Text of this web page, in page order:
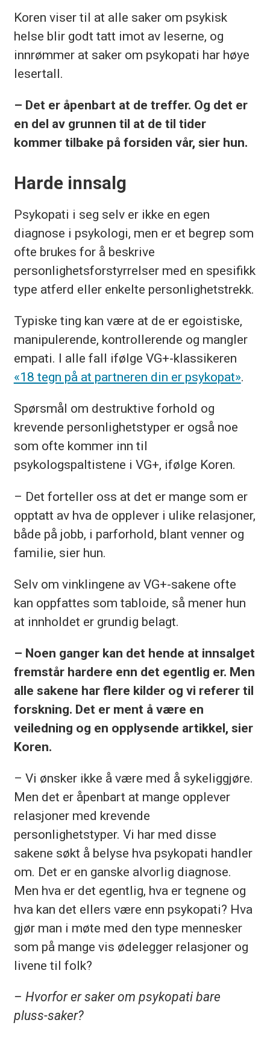
Koren viser til at alle saker om psykisk
helse blir godt tatt imot av leserne, og
innrømmer at saker om psykopati har høye
lesertall.
– Det er åpenbart at de treffer. Og det er
en del av grunnen til at de til tider
kommer tilbake på forsiden vår, sier hun.
Harde innsalg
Psykopati i seg selv er ikke en egen
diagnose i psykologi, men er et begrep som
ofte brukes for å beskrive
personlighetsforstyrrelser med en spesifikk
type atferd eller enkelte personlighetstrekk.
Typiske ting kan være at de er egoistiske,
manipulerende, kontrollerende og mangler
empati. I alle fall ifølge VG+-klassikeren
«18 tegn på at partneren din er psykopat».
Spørsmål om destruktive forhold og
krevende personlighetstyper er også noe
som ofte kommer inn til
psykologspaltistene i VG+, ifølge Koren.
– Det forteller oss at det er mange som er
opptatt av hva de opplever i ulike relasjoner,
både på jobb, i parforhold, blant venner og
familie, sier hun.
Selv om vinklingene av VG+-sakene ofte
kan oppfattes som tabloide, så mener hun
at innholdet er grundig belagt.
– Noen ganger kan det hende at innsalget
fremstår hardere enn det egentlig er. Men
alle sakene har flere kilder og vi referer til
forskning. Det er ment å være en
veiledning og en opplysende artikkel, sier
Koren.
– Vi ønsker ikke å være med å sykeliggjøre.
Men det er åpenbart at mange opplever
relasjoner med krevende
personlighetstyper. Vi har med disse
sakene søkt å belyse hva psykopati handler
om. Det er en ganske alvorlig diagnose.
Men hva er det egentlig, hva er tegnene og
hva kan det ellers være enn psykopati? Hva
gjør man i møte med den type mennesker
som på mange vis ødelegger relasjoner og
livene til folk?
– Hvorfor er saker om psykopati bare
pluss-saker?